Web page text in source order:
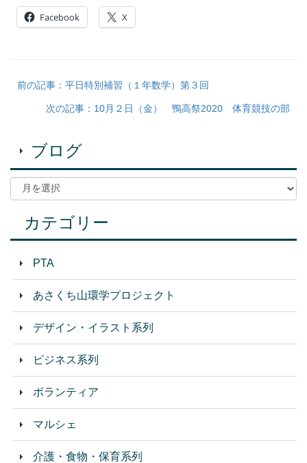
Facebook X
前の記事：平日特別補習（１年数学）第３回
次の記事：10月２日（金） 鴨高祭2020 体育競技の部
ブログ
カテゴリー
PTA
あさくち山環学プロジェクト
デザイン・イラスト系列
ビジネス系列
ボランティア
マルシェ
介護・食物・保育系列